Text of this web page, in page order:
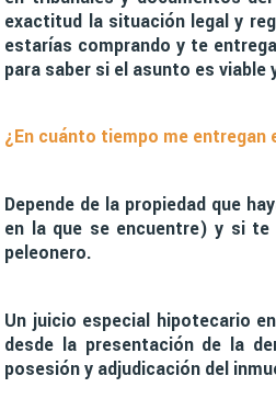
exactitud la situación legal y
estarías comprando y te
para saber si el asunto es
¿En cuánto tiempo me entregan
Depende de la propiedad que
en la que se encuentre) y si te
peleonero.
Un juicio especial hipotecario
desde la presentación de la
posesión y adjudicación del